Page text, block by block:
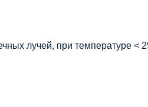
лучей, при температуре <